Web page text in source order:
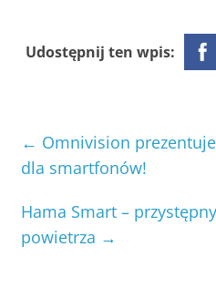
Udostępnij ten wpis:
← Omnivision
dla smartfonów!
Hama Smart –
powietrza →